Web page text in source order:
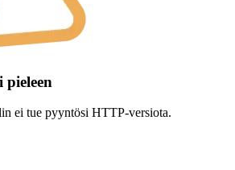
ei tue pyyntösi HTTP-versiota.